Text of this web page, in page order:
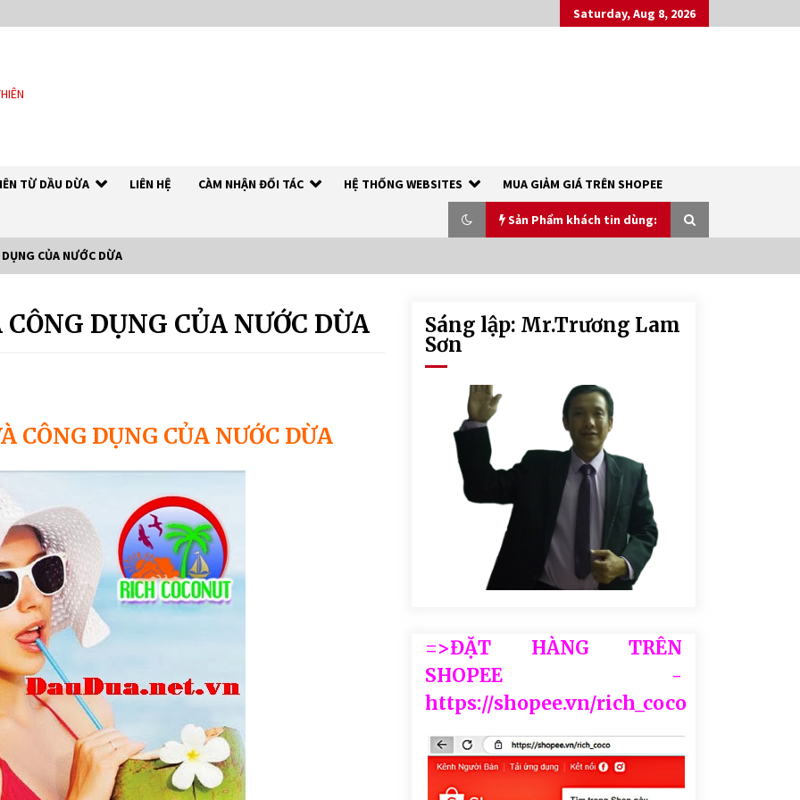
Saturday, Aug 8, 2026
TỪ DẦU DỪA LIÊN HỆ CÀM NHẬN ĐỐI TÁC HỆ THỐNG WEBSITES MUA GIẢM GIÁ TRÊN SHOPEE
Sản Phẩm khách tin dùng:
DẦU DỪA NGUYÊN CHẤT – RICH
COCO
XÀ PHÒNG SINH DƯỢC THIÊN NHIÊN
– RICH COCO SOAP
7 years ago
CỦA NƯỚC DỪA
DỤNG CỦA NƯỚC DỪA
CÔNG DỤNG CỦA NƯỚC DỪA
Sáng lập: Mr.Trương Lam
Sơn
=>ĐẶT HÀNG TRÊN
SHOPEE -
https://shopee.vn/rich_coco